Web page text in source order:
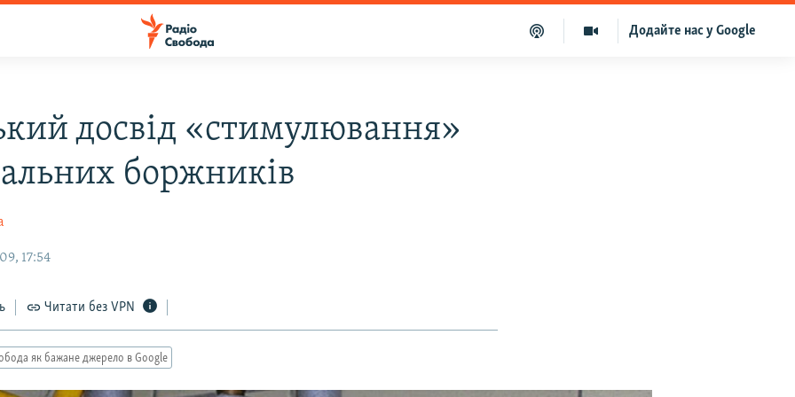
Додайте нас у Google
досвід «стимулювання»
боржників
17:54
Читати без VPN
як бажане джерело в Google